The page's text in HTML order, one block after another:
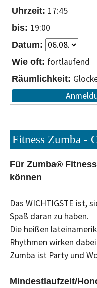
17:45
19:00
fortlaufend
Fitness Zumba -
Für Zumba®
können
Das WICHTIGSTE ist,
Spaß daran zu haben.
Die heißen
Rhythmen wirken
Zumba ist Party und
Mindestlaufzeit/